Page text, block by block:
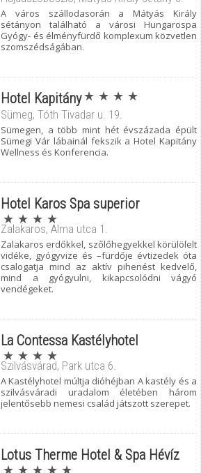
A város szállodasorán a Mátyás Király
sétányon található a városi Hungarospa
Gyógy- és élményfürdő komplexum közvetlen
szomszédságában.
Hotel Kapitány★ ★ ★ ★
Sümeg, Tóth Tivadar u. 19.
Sümegen, a több mint hét évszázada épült
Sümegi Vár lábainál fekszik a Hotel Kapitány
Wellness és Konferencia.
Hotel Karos Spa superior
★ ★ ★ ★
Zalakaros, Alma utca 1.
Zalakaros erdőkkel, szőlőhegyekkel körülölelt
vidéke, gyógyvize és –fürdője évtizedek óta
csalogatja mind az aktív pihenést kedvelő,
mind a gyógyulni, kikapcsolódni vágyó
vendégeket.
La Contessa Kastélyhotel
★ ★ ★ ★
Szilvásvárad, Park utca 6.
A Kastélyhotel múltja dióhéjban A kastély és a
szilvásváradi uradalom életében három
jelentősebb nemesi család játszott szerepet.
Lotus Therme Hotel & Spa Hévíz
★ ★ ★ ★ ★